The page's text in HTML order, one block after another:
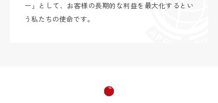
ー」として、お客様の長期的な利益を最大化するとい
う私たちの使命です。